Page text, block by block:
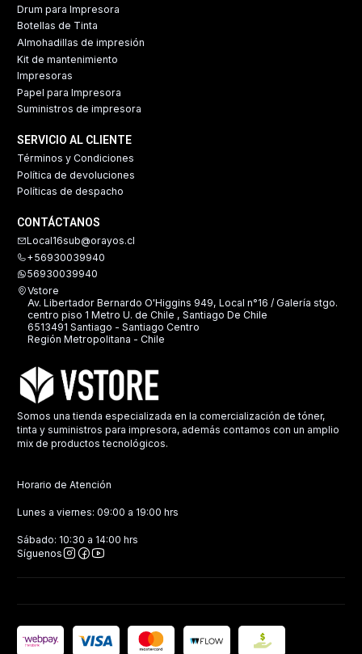
Drum para Impresora
Botellas de Tinta
Almohadillas de impresión
Kit de mantenimiento
Impresoras
Papel para Impresora
Suministros de impresora
SERVICIO AL CLIENTE
Términos y Condiciones
Política de devoluciones
Políticas de despacho
CONTÁCTANOS
Local16sub@orayos.cl
+56930039940
56930039940
Vstore
Av. Libertador Bernardo O'Higgins 949, Local n°16 / Galería stgo.
centro piso 1 Metro U. de Chile , Santiago De Chile
6513491 Santiago - Santiago Centro
Región Metropolitana - Chile
Somos una tienda especializada en la comercialización de tóner,
tinta y suministros para impresora, además contamos con un amplio
mix de productos tecnológicos.
Horario de Atención
Lunes a viernes: 09:00 a 19:00 hrs
Sábado: 10:30 a 14:00 hrs
Síguenos